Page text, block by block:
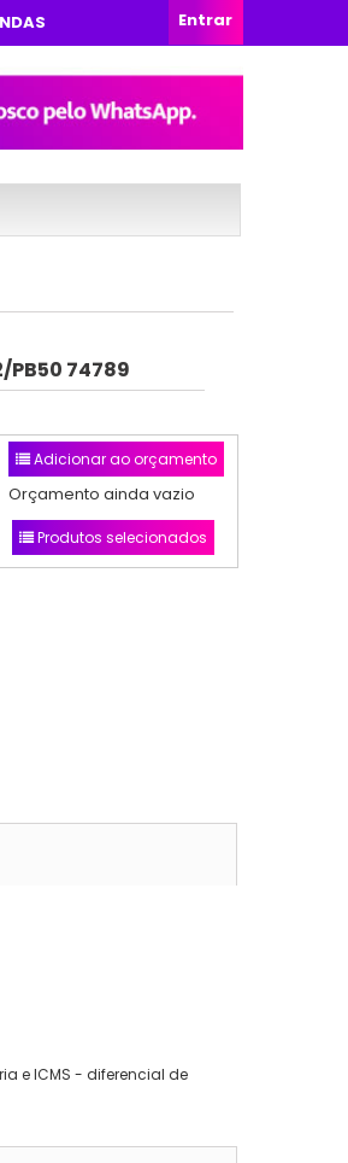
Entrar
PB50 74789
Adicionar ao orçamento
Orçamento ainda vazio
Produtos selecionados
e ICMS - diferencial de